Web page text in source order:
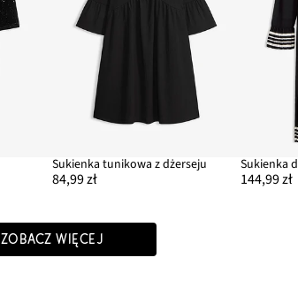
Sukienka tunikowa z dżerseju
84,99 zł 144,99 zł
ZOBACZ WIĘCEJ